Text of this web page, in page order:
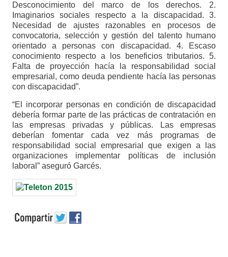
Desconocimiento del marco de los derechos. 2.
Imaginarios sociales respecto a la discapacidad. 3.
Necesidad de ajustes razonables en procesos de
convocatoria, selección y gestión del talento humano
orientado a personas con discapacidad. 4. Escaso
conocimiento respecto a los beneficios tributarios. 5.
Falta de proyección hacía la responsabilidad social
empresarial, como deuda pendiente hacía las personas
con discapacidad”.
“El incorporar personas en condición de discapacidad
debería formar parte de las prácticas de contratación en
las empresas privadas y públicas. Las empresas
deberían fomentar cada vez más programas de
responsabilidad social empresarial que exigen a las
organizaciones implementar políticas de inclusión
laboral” aseguró Garcés.